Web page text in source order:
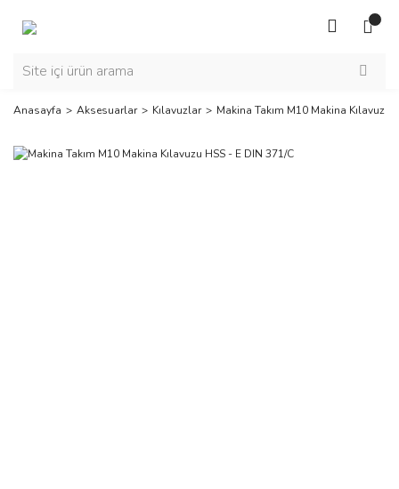
Anasayfa Aksesuarlar Kılavuzlar Makina Takım M10 Makina Kılavuzu